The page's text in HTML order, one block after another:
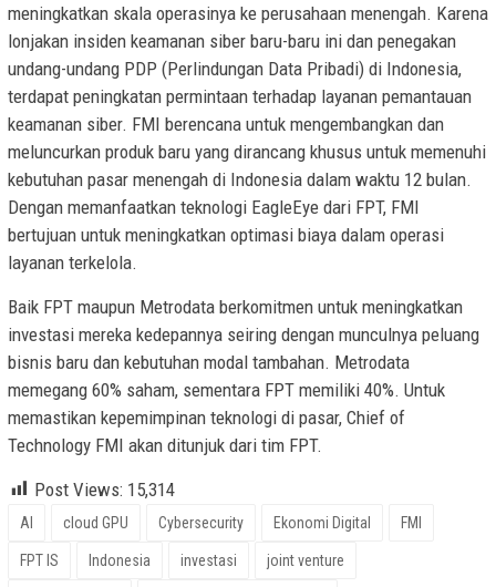
meningkatkan skala operasinya ke perusahaan menengah. Karena
lonjakan insiden keamanan siber baru-baru ini dan penegakan
undang-undang PDP (Perlindungan Data Pribadi) di Indonesia,
terdapat peningkatan permintaan terhadap layanan pemantauan
keamanan siber. FMI berencana untuk mengembangkan dan
meluncurkan produk baru yang dirancang khusus untuk memenuhi
kebutuhan pasar menengah di Indonesia dalam waktu 12 bulan.
Dengan memanfaatkan teknologi EagleEye dari FPT, FMI
bertujuan untuk meningkatkan optimasi biaya dalam operasi
layanan terkelola.
Baik FPT maupun Metrodata berkomitmen untuk meningkatkan
investasi mereka kedepannya seiring dengan munculnya peluang
bisnis baru dan kebutuhan modal tambahan. Metrodata
memegang 60% saham, sementara FPT memiliki 40%. Untuk
memastikan kepemimpinan teknologi di pasar, Chief of
Technology FMI akan ditunjuk dari tim FPT.
Post Views: 15,314
AI cloud GPU Cybersecurity Ekonomi Digital FMI
FPT IS Indonesia investasi joint venture